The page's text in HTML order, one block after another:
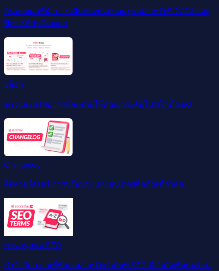
ค้นพบแผนที่นำทางผลิตภัณฑ์ฉบับสมบูรณ์สำหรับปี 2026 และ
ฟีเจอร์ที่กำลังจะมา
บล็อก
ข่าวและทรัพยากรที่จะช่วยให้คุณยกระดับโปรเจ็กต์ SEO
Changelog
ติดตามฟีเจอร์ การปรับปรุง และอัปเดตผลิตภัณฑ์ล่าสุด
พจนานุกรม SEO
คำจำกัดความที่ชัดเจนสำหรับคำศัพท์ SEO ที่สำคัญที่สุดพร้อม